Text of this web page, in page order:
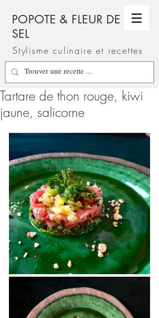
POPOTE & FLEUR DE
SEL
Stylisme culinaire et recettes
Tartare de thon rouge, kiwi
jaune, salicorne